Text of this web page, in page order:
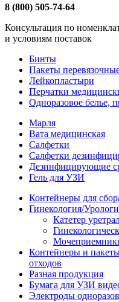
8 (800) 505-74-64
Консультация по
и условиям поставок
Бинты
Пакеты
Лейкопластыри
Перчатки
Одноразовое белье,
Марля
Вата медицинская
Салфетки
Салфетки
Дезинфицирующие
Гель для УЗИ
Контейнеры для
Гинекология/
Катетер
Контейнеры и
отходов
Разная продукция
Бумага для УЗИ
Электроды